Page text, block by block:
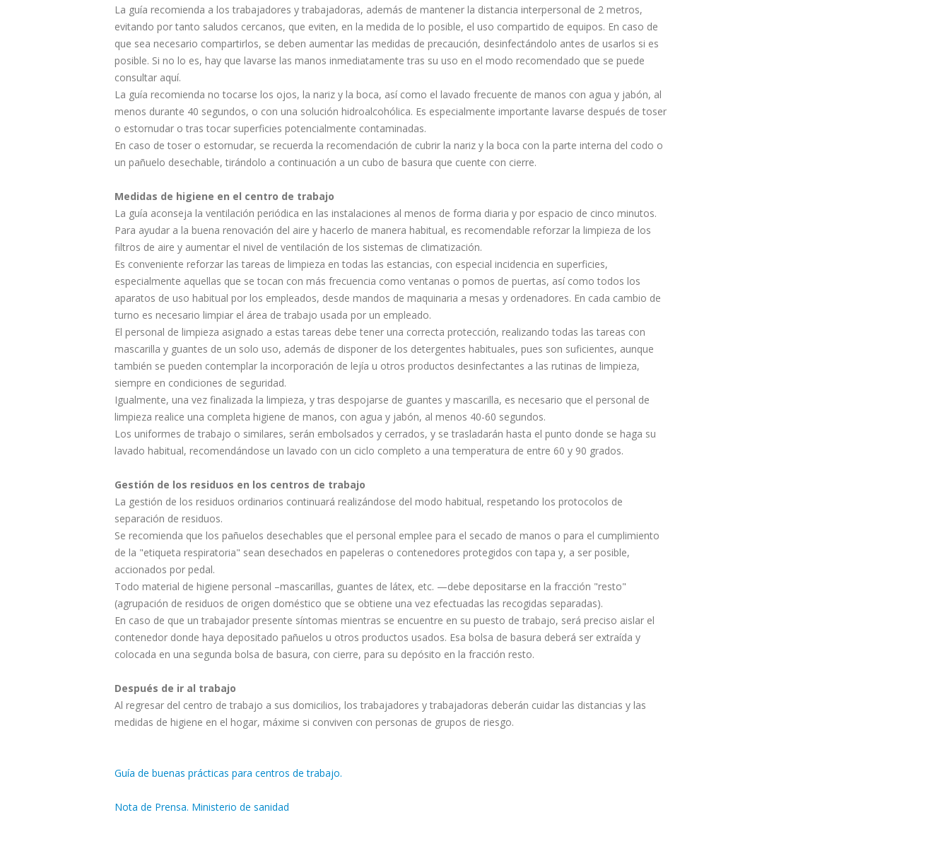
La guía recomienda a los trabajadores y trabajadoras, además de mantener la distancia interpersonal de 2 metros,
evitando por tanto saludos cercanos, que eviten, en la medida de lo posible, el uso compartido de equipos. En caso de
que sea necesario compartirlos, se deben aumentar las medidas de precaución, desinfectándolo antes de usarlos si es
posible. Si no lo es, hay que lavarse las manos inmediatamente tras su uso en el modo recomendado que se puede
consultar aquí.
La guía recomienda no tocarse los ojos, la nariz y la boca, así como el lavado frecuente de manos con agua y jabón, al
menos durante 40 segundos, o con una solución hidroalcohólica. Es especialmente importante lavarse después de toser
o estornudar o tras tocar superficies potencialmente contaminadas.
En caso de toser o estornudar, se recuerda la recomendación de cubrir la nariz y la boca con la parte interna del codo o
un pañuelo desechable, tirándolo a continuación a un cubo de basura que cuente con cierre.
Medidas de higiene en el centro de trabajo
La guía aconseja la ventilación periódica en las instalaciones al menos de forma diaria y por espacio de cinco minutos.
Para ayudar a la buena renovación del aire y hacerlo de manera habitual, es recomendable reforzar la limpieza de los
filtros de aire y aumentar el nivel de ventilación de los sistemas de climatización.
Es conveniente reforzar las tareas de limpieza en todas las estancias, con especial incidencia en superficies,
especialmente aquellas que se tocan con más frecuencia como ventanas o pomos de puertas, así como todos los
aparatos de uso habitual por los empleados, desde mandos de maquinaria a mesas y ordenadores. En cada cambio de
turno es necesario limpiar el área de trabajo usada por un empleado.
El personal de limpieza asignado a estas tareas debe tener una correcta protección, realizando todas las tareas con
mascarilla y guantes de un solo uso, además de disponer de los detergentes habituales, pues son suficientes, aunque
también se pueden contemplar la incorporación de lejía u otros productos desinfectantes a las rutinas de limpieza,
siempre en condiciones de seguridad.
Igualmente, una vez finalizada la limpieza, y tras despojarse de guantes y mascarilla, es necesario que el personal de
limpieza realice una completa higiene de manos, con agua y jabón, al menos 40-60 segundos.
Los uniformes de trabajo o similares, serán embolsados y cerrados, y se trasladarán hasta el punto donde se haga su
lavado habitual, recomendándose un lavado con un ciclo completo a una temperatura de entre 60 y 90 grados.
Gestión de los residuos en los centros de trabajo
La gestión de los residuos ordinarios continuará realizándose del modo habitual, respetando los protocolos de
separación de residuos.
Se recomienda que los pañuelos desechables que el personal emplee para el secado de manos o para el cumplimiento
de la "etiqueta respiratoria" sean desechados en papeleras o contenedores protegidos con tapa y, a ser posible,
accionados por pedal.
Todo material de higiene personal –mascarillas, guantes de látex, etc. —debe depositarse en la fracción "resto"
(agrupación de residuos de origen doméstico que se obtiene una vez efectuadas las recogidas separadas).
En caso de que un trabajador presente síntomas mientras se encuentre en su puesto de trabajo, será preciso aislar el
contenedor donde haya depositado pañuelos u otros productos usados. Esa bolsa de basura deberá ser extraída y
colocada en una segunda bolsa de basura, con cierre, para su depósito en la fracción resto.
Después de ir al trabajo
Al regresar del centro de trabajo a sus domicilios, los trabajadores y trabajadoras deberán cuidar las distancias y las
medidas de higiene en el hogar, máxime si conviven con personas de grupos de riesgo.
Guía de buenas prácticas para centros de trabajo.
Nota de Prensa. Ministerio de sanidad